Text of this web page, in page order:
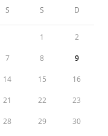
S S D
1 2
7 8 9
14 15 16
21 22 23
28 29 30